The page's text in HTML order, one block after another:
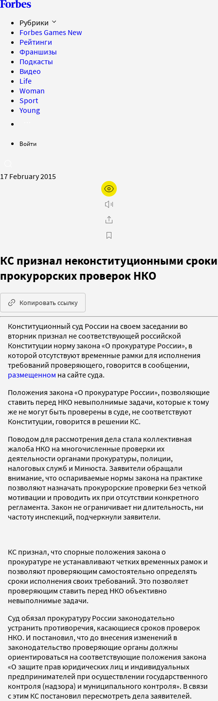
Рубрики
Forbes Games New
Рейтинги
Франшизы
Подкасты
Видео
Life
Woman
Sport
Young
Войти
17 February 2015
КС признал неконституционными сроки
прокурорских проверок НКО
Копировать ссылку
Конституционный суд России на своем заседании во
вторник признал не соответствующей российской
Конституции норму закона «О прокуратуре России», в
которой отсутствуют временные рамки для исполнения
требований проверяющего, говорится в сообщении,
размещенном на сайте суда.
Положения закона «О прокуратуре России», позволяющие
ставить перед НКО невыполнимые задачи, которые к тому
же не могут быть проверены в суде, не соответствуют
Конституции, говорится в решении КС.
Поводом для рассмотрения дела стала коллективная
жалоба НКО на многочисленные проверки их
деятельности органами прокуратуры, полиции,
налоговых служб и Минюста. Заявители обращали
внимание, что оспариваемые нормы закона на практике
позволяют назначать прокурорские проверки без четкой
мотивации и проводить их при отсутствии конкретного
регламента. Закон не ограничивает ни длительность, ни
частоту инспекций, подчеркнули заявители.
КС признал, что спорные положения закона о
прокуратуре не устанавливают четких временных рамок и
позволяют проверяющим самостоятельно определять
сроки исполнения своих требований. Это позволяет
проверяющим ставить перед НКО объективно
невыполнимые задачи.
Суд обязал прокуратуру России законодательно
устранить противоречия, касающиеся сроков проверок
НКО. И постановил, что до внесения изменений в
законодательство проверяющие органы должны
ориентироваться на соответствующие положения закона
«О защите прав юридических лиц и индивидуальных
предпринимателей при осуществлении государственного
контроля (надзора) и муниципального контроля». В связи
с этим КС постановил пересмотреть дела заявителей.